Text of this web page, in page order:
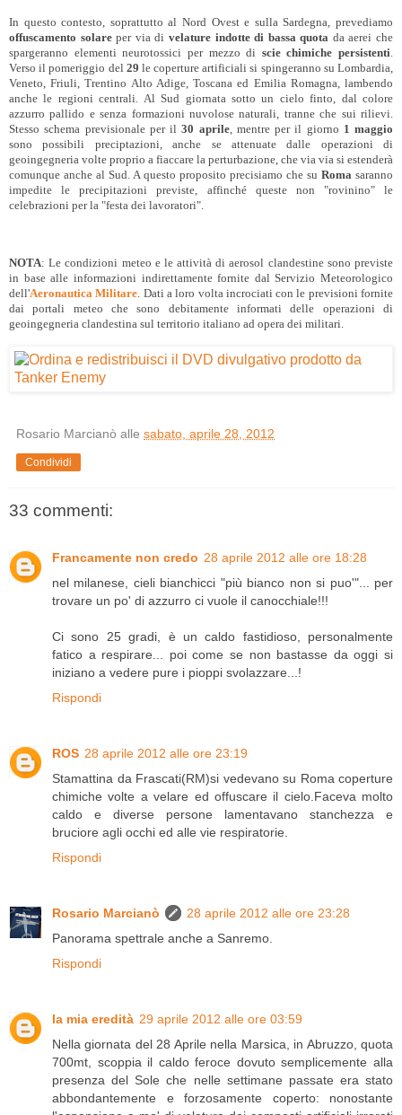
In questo contesto, soprattutto al Nord Ovest e sulla Sardegna, prevediamo
offuscamento solareper via di velature indotte di bassa quota da aerei che
spargeranno elementi neurotossici per mezzo di scie chimiche persistenti.
Verso il pomeriggio del 29 le coperture artificiali si spingeranno su Lombardia,
Veneto, Friuli, Trentino Alto Adige, Toscana ed Emilia Romagna, lambendo
anche le regioni centrali. Al Sud giornata sotto un cielo finto, dal colore
azzurro pallido e senza formazioni nuvolose naturali, tranne che sui rilievi.
Stesso schema previsionale per il30 aprile, mentre per il giorno 1 maggio
sono possibili preciptazioni, anche se attenuate dalle operazioni di
geoingegneria volte proprio a fiaccare la perturbazione, che via via si estenderà
comunque anche al Sud. A questo proposito precisiamo che su Roma saranno
impedite le precipitazioni previste, affinché queste non "rovinino" le
celebrazioni per la "festa dei lavoratori".
NOTA: Le condizioni meteo e le attività di aerosol clandestine sono previste
in base alle informazioni indirettamente fornite dal Servizio Meteorologico
dell'Aeronautica Militare. Dati a loro volta incrociati con le previsioni fornite
dai portali meteo che sono debitamente informati delle operazioni di
geoingegneria clandestina sul territorio italiano ad opera dei militari.
Rosario Marcianò alle sabato, aprile 28, 2012
Condividi
33 commenti:
Francamente non credo 28 aprile 2012 alle ore 18:28
nel milanese, cieli bianchicci "più bianco non si puo'"... per
trovare un po' di azzurro ci vuole il canocchiale!!!
Ci sono 25 gradi, è un caldo fastidioso, personalmente
fatico a respirare... poi come se non bastasse da oggi si
iniziano a vedere pure i pioppi svolazzare...!
Rispondi
ROS 28 aprile 2012 alle ore 23:19
Stamattina da Frascati(RM)si vedevano su Roma coperture
chimiche volte a velare ed offuscare il cielo.Faceva molto
caldo e diverse persone lamentavano stanchezza e
bruciore agli occhi ed alle vie respiratorie.
Rispondi
Rosario Marcianò
28 aprile 2012 alle ore 23:28
Panorama spettrale anche a Sanremo.
Rispondi
la mia eredità 29 aprile 2012 alle ore 03:59
Nella giornata del 28 Aprile nella Marsica, in Abruzzo, quota
700mt, scoppia il caldo feroce dovuto semplicemente alla
presenza del Sole che nelle settimane passate era stato
abbondantemente e forzosamente coperto: nonostante